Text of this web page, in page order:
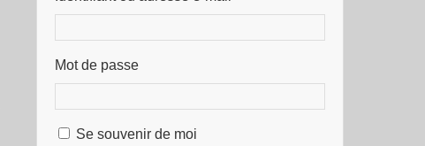
Mot de passe
Se souvenir de moi